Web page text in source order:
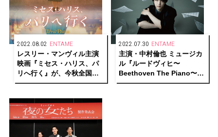
2022.08.02 ENTAME
レスリー・マンヴィル主演
映画『ミセス・ハリス、パ
リへ行く』が、今秋全国公
開決定！
2022.07.30 ENTAME
主演・中村倫也 ミュージカ
ル『ルードヴィヒ〜
Beethoven The Piano〜』
メインビジュアル・ソロカ